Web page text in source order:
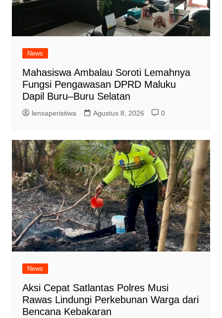
News
Mahasiswa Ambalau Soroti Lemahnya
Fungsi Pengawasan DPRD Maluku
Dapil Buru–Buru Selatan
lensaperistiwa Agustus 8, 2026 0
News
Aksi Cepat Satlantas Polres Musi
Rawas Lindungi Perkebunan Warga dari
Bencana Kebakaran